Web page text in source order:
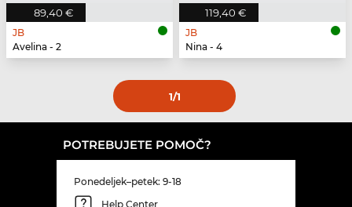
89,40 €
JB
Avelina - 2
119,40 €
JB
Nina - 4
1/1
POTREBUJETE POMOČ?
Ponedeljek–petek: 9-18
Help Center